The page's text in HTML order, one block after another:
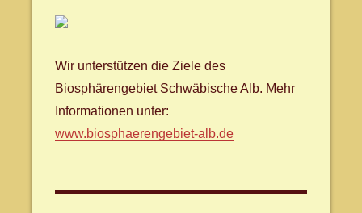
Wir unterstützen die Ziele des
Biosphärengebiet Schwäbische Alb. Mehr
Informationen unter:
www.biosphaerengebiet-alb.de